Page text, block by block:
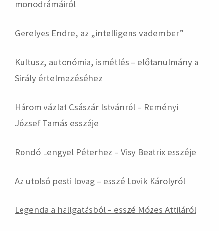
monodrámáiról
Gerelyes Endre, az „intelligens vadember”
Kultusz, autonómia, ismétlés – előtanulmány a
Sirály értelmezéséhez
Három vázlat Császár Istvánról – Reményi
József Tamás esszéje
Rondó Lengyel Péterhez – Visy Beatrix esszéje
Az utolsó pesti lovag – esszé Lovik Károlyról
Legenda a hallgatásból – esszé Mózes Attiláról